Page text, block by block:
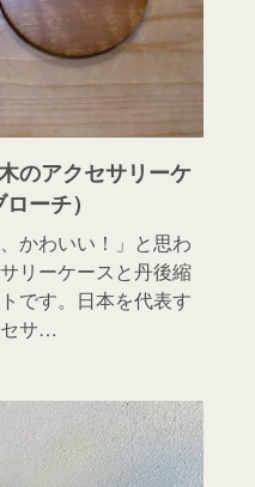
のアクセサリーケ
ーチ）
かわいい！」と思わ
リーケースと丹後縮
です。日本を代表す
セサ…